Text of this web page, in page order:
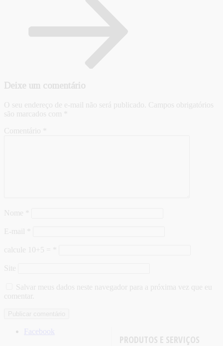
Deixe um comentário
O seu endereço de e-mail não será publicado. Campos obrigatórios
são marcados com
Comentário
Nome
E-mail
calcule 10+5 =
Site
Salvar meus dados neste navegador para a próxima vez que eu
comentar.
PRODUTOS E SERVIÇOS
Facebook